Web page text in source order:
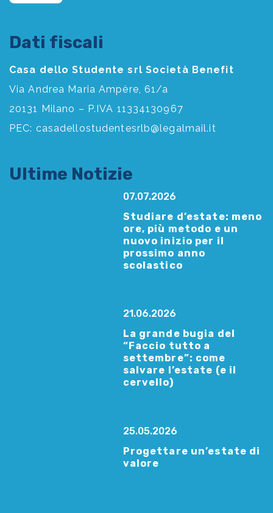
Dati fiscali
Casa dello Studente srl Società Benefit
Via Andrea Maria Ampère, 61/a
20131 Milano – P.IVA 11334130967
PEC: casadellostudentesrlb@legalmail.it
Ultime Notizie
07.07.2026
Studiare d’estate: meno
ore, più metodo e un
nuovo inizio per il
prossimo anno
scolastico
21.06.2026
La grande bugia del
“Faccio tutto a
settembre”: come
salvare l’estate (e il
cervello)
25.05.2026
Progettare un’estate di
valore